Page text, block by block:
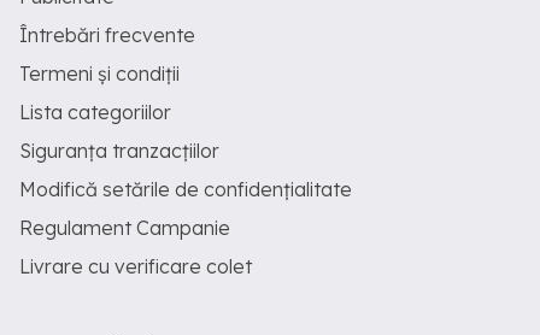
Întrebări frecvente
Termeni și condiții
Lista categoriilor
Siguranța tranzacțiilor
Modifică setările de confidențialitate
Regulament Campanie
Livrare cu verificare colet